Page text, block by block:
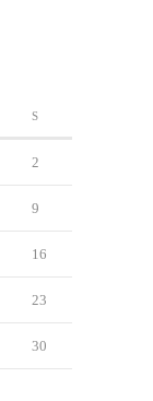
S
2
9
16
23
30